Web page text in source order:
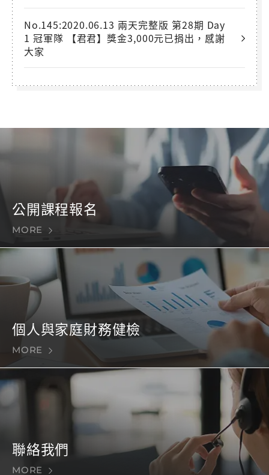
No.145:2020.06.13 兩天完整版 第28期 Day
1 冠軍隊 【君君】獎金3,000元已捐出，感謝
大家
公開課程報名
MORE
個人與家庭財務健檢
MORE
聯絡我們
MORE